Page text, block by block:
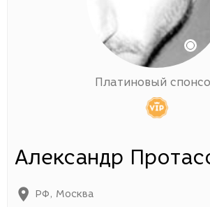
Платиновый
Александр
РФ, Москва